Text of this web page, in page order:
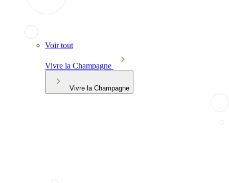
Voir tout
Vivre la Champagne
Vivre la Champagne